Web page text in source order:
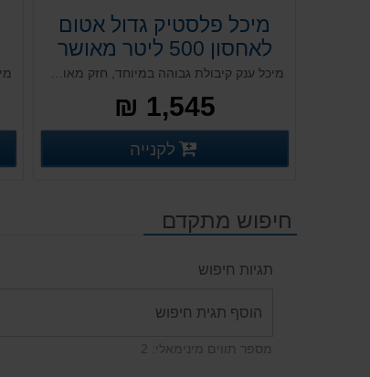
מיכל פלסטיק גדול אטום
לאחסון 500 ליטר מאושר
מזון
מיכל ענק קיבולת גבוהה במיוחד, חזק מאוד ועמיד. מתאים לתעשיות הטקסטיל, החקלאות, המזון והקייטרינג מאושר מזון. אפשרות למכסה תואם והתקנת גלגל אינטגרלי. נוח וצר למעבר בדלתות ומעליות. מבנה מאסיבי ועוצמתי.
1,545 ₪
פרטים נוספים
לקנייה
חיפוש מתקדם
תגיות חיפוש
מספר תווים מינימאלי: 2